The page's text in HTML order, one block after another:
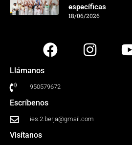
específicas
18/06/2026
Llámanos
950579672
Escríbenos
ies.2.berja@gmail.com
Visítanos